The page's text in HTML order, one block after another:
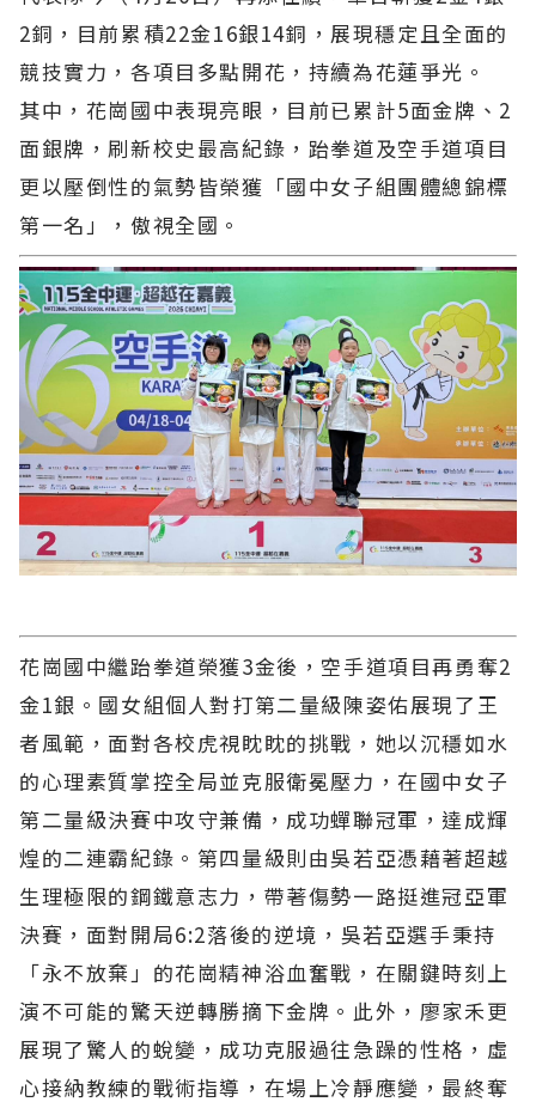
2銅，目前累積22金16銀14銅，展現穩定且全面的
競技實力，各項目多點開花，持續為花蓮爭光。
其中，花崗國中表現亮眼，目前已累計5面金牌、2
面銀牌，刷新校史最高紀錄，跆拳道及空手道項目
更以壓倒性的氣勢皆榮獲「國中女子組團體總錦標
第一名」，傲視全國。
花崗國中繼跆拳道榮獲3金後，空手道項目再勇奪2
金1銀。國女組個人對打第二量級陳姿佑展現了王
者風範，面對各校虎視眈眈的挑戰，她以沉穩如水
的心理素質掌控全局並克服衛冕壓力，在國中女子
第二量級決賽中攻守兼備，成功蟬聯冠軍，達成輝
煌的二連霸紀錄。第四量級則由吳若亞憑藉著超越
生理極限的鋼鐵意志力，帶著傷勢一路挺進冠亞軍
決賽，面對開局6:2落後的逆境，吳若亞選手秉持
「永不放棄」的花崗精神浴血奮戰，在關鍵時刻上
演不可能的驚天逆轉勝摘下金牌。此外，廖家禾更
展現了驚人的蛻變，成功克服過往急躁的性格，虛
心接納教練的戰術指導，在場上冷靜應變，最終奪